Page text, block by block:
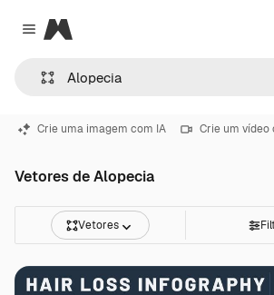
Close menu
Magnific
Crie uma imagem com IA Crie um vídeo
Vetores de Alopecia
Vetores